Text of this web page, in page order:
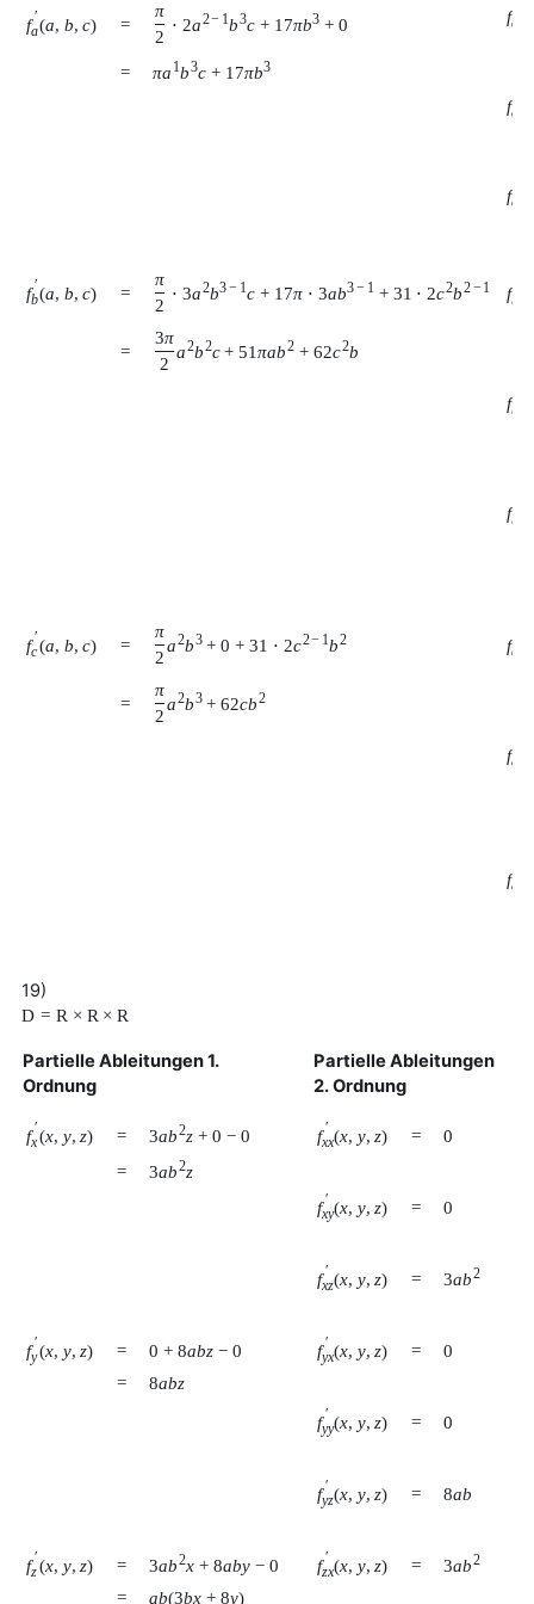
f ′
a(a, b, c) =
π
2
⋅ 2a2− 1b3c + 17πb3 + 0
= πa 1b3c + 17πb3
fa
fa
fa
f ′
b(a, b, c) =
π
2
⋅ 3a2b3− 1c + 17π ⋅ 3ab3− 1 + 31 ⋅ 2c2b2−1
=
3π
2
a2b2c + 51πab2 + 62c2b
fb
fb
fb
f ′
c(a, b, c) =
π
2
a2b3 + 0 + 31 ⋅ 2c2− 1b2
=
π
2
a2b3 + 62cb2
fc
fc
fc
19)
D = R × R × R
Partielle Ableitungen 1.
Ordnung
Partielle Ableitungen
2. Ordnung
f ′
x(x, y, z) = 3ab2z + 0 − 0
=
3ab2z
f ′
xx(x, y, z) = 0
f ′
xy(x, y, z) = 0
f ′
xz(x, y, z) = 3ab2
f ′
y(x, y, z) = 0 + 8abz − 0
=
8abz
f ′
yx(x, y, z) = 0
f ′
yy(x, y, z) = 0
f ′
yz(x, y, z) = 8ab
f ′
z(x, y, z) = 3ab2x + 8aby − 0
=
ab(3bx + 8y)
f ′
zx(x, y, z) = 3ab2